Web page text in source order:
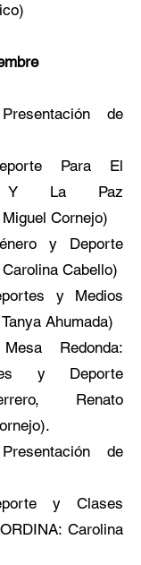
de
Para El
Y La Paz
Cornejo)
y Deporte
Cabello)
y Medios
Ahumada)
Redonda:
y Deporte
Renato
de
y Clases
Carolina